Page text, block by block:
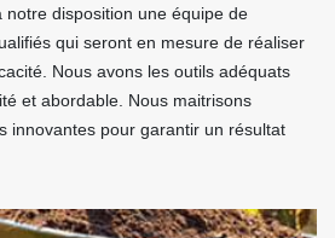
disposition une équipe de
qui seront en mesure de réaliser
Nous avons les outils adéquats
et abordable. Nous maitrisons
innovantes pour garantir un résultat